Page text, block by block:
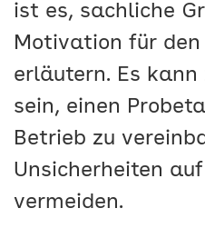
ist es, sachliche
Motivation für den
erläutern. Es
sein, einen
Betrieb zu
Unsicherheiten
vermeiden.